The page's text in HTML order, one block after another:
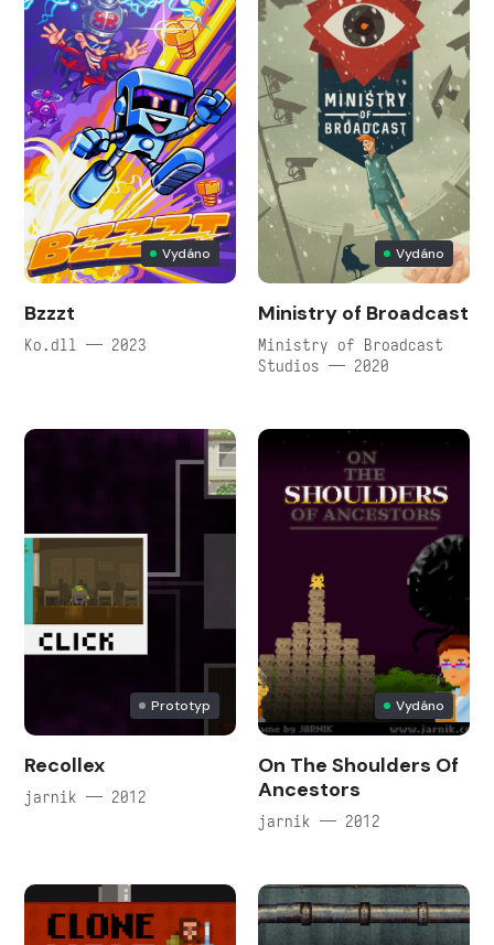
Vydáno
Bzzzt
Ko.dll — 2023
Vydáno
Ministry of Broadcast
Ministry of Broadcast
Studios — 2020
Prototyp
Recollex
jarnik — 2012
Vydáno
On The Shoulders Of
Ancestors
jarnik — 2012